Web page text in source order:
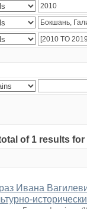
of 1 results for
Ивана